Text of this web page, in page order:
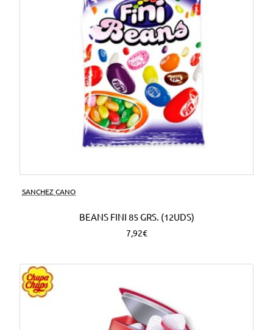
SANCHEZ CANO
BEANS FINI 85 GRS. (12UDS)
7,92€